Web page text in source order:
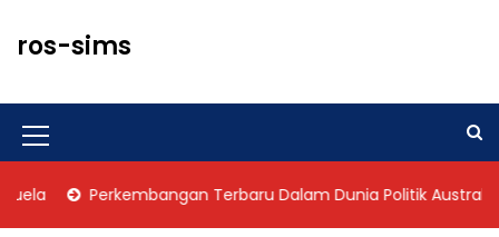
t
c
t
ros-sims
M
e
n
Perkembangan Terbaru Dalam Dunia Politik Australia